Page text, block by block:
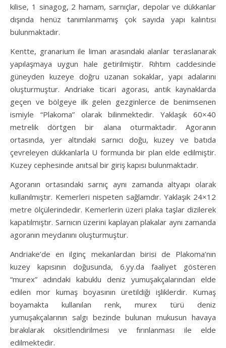
kilise, 1 sinagog, 2 hamam, sarnıçlar, depolar ve dükkanlar
dışında henüz tanımlanmamış çok sayıda yapı kalıntısı
bulunmaktadır.
Kentte, granarium ile liman arasındaki alanlar teraslanarak
yapılaşmaya uygun hale getirilmiştir. Rıhtım caddesinde
güneyden kuzeye doğru uzanan sokaklar, yapı adalarını
oluşturmuştur. Andriake ticari agorası, antik kaynaklarda
geçen ve bölgeye ilk gelen gezginlerce de benimsenen
ismiyle “Plakoma” olarak bilinmektedir. Yaklaşık 60×40
metrelik dörtgen bir alana oturmaktadır. Agoranın
ortasında, yer altındaki sarnıcı doğu, kuzey ve batıda
çevreleyen dükkanlarla U formunda bir plan elde edilmiştir.
Kuzey cephesinde anıtsal bir giriş kapısı bulunmaktadır.
Agoranın ortasındaki sarnıç aynı zamanda altyapı olarak
kullanılmıştır. Kemerleri nispeten sağlamdır. Yaklaşık 24×12
metre ölçülerindedir. Kemerlerin üzeri plaka taşlar dizilerek
kapatılmıştır. Sarnıcın üzerini kaplayan plakalar aynı zamanda
agoranın meydanını oluşturmuştur.
Andriake’de en ilginç mekanlardan birisi de Plakoma’nın
kuzey kapısının doğusunda, 6.yy.da faaliyet gösteren
“murex” adındaki kabuklu deniz yumuşakçalarından elde
edilen mor kumaş boyasının üretildiği işliklerdir. Kumaş
boyamakta kullanılan renk, murex türü deniz
yumuşakçalarının salgı bezinde bulunan mukusun havaya
bırakılarak oksitlendirilmesi ve fırınlanması ile elde
edilmektedir.